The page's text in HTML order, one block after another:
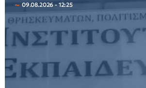
09.08.2026 - 12:25